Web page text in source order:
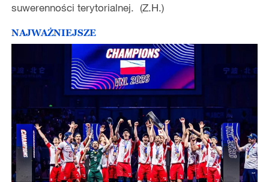
suwerenności terytorialnej. (Z.H.)
NAJWAŻNIEJSZE